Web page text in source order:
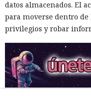
datos almacenados. El
para moverse dentro
privilegios y robar